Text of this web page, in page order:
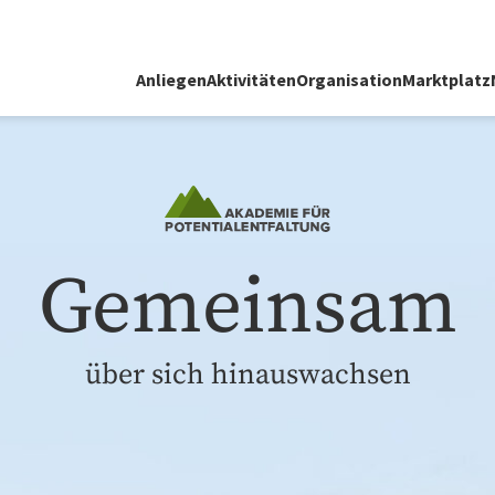
AnliegenAktivitätenOrganisationMarktplatz
Gemeinsam
über sich hinauswachsen